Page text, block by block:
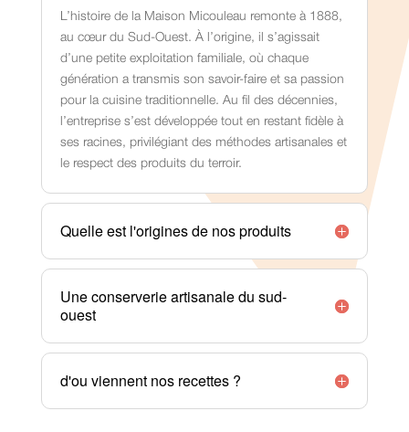
L’histoire de la Maison Micouleau remonte à 1888,
au cœur du Sud-Ouest. À l’origine, il s’agissait
d’une petite exploitation familiale, où chaque
génération a transmis son savoir-faire et sa passion
pour la cuisine traditionnelle. Au fil des décennies,
l’entreprise s’est développée tout en restant fidèle à
ses racines, privilégiant des méthodes artisanales et
le respect des produits du terroir.
Quelle est l'origines de nos produits
Une conserverie artisanale du sud-
ouest
d'ou viennent nos recettes ?